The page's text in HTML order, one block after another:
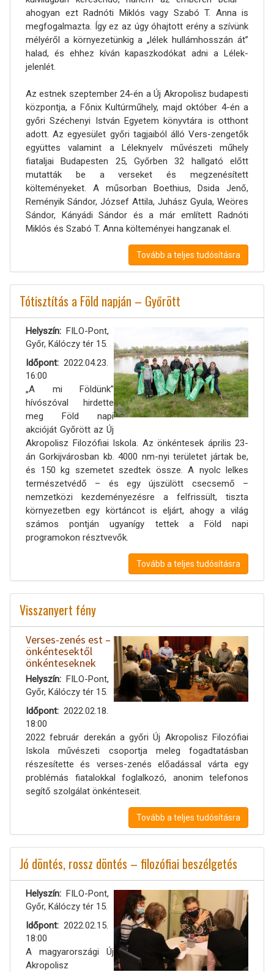
ahogyan ezt Radnóti Miklós vagy Szabó T. Anna is
megfogalmazta. Így ez az úgy óhajtott erény a szívünk
mélyéről a környezetünkig a „lélek hullámhosszán át”
halad, és ehhez kíván kapaszkodókat adni a Lélek-
jelenlét.
Az estnek szeptember 24-én a Új Akropolisz budapesti
központja, a Főnix Kultúrműhely, majd október 4-én a
győri Széchenyi István Egyetem könyvtára is otthont
adott. Az egyesület győri tagjaiból álló Vers-zengetők
együttes valamint a Léleknyelv művészeti műhely
fiataljai Budapesten 25, Győrben 32 hallgató előtt
mutatták be a verseket és megzenésített
költeményeket. A műsorban Boethius, Dsida Jenő,
Reményik Sándor, József Attila, Juhász Gyula, Weöres
Sándor, Kányádi Sándor és a már említett Radnóti
Miklós és Szabó T. Anna költeményei hangzanak el.
Tovább a teljes tudósításra
Tótisztítás a Föld napján – Győrött
Helyszín
FILO-Pont,
Győr, Kálóczy tér 15.
Időpont
2022.04.23.
16:00
„A mi Földünk”
hívószóval hirdette
meg Föld napi
akcióját Győrött az Új
Akropolisz Filozófiai Iskola. Az önkéntesek április 23-
án Gorkijvárosban kb. 4000 nm-nyi területet jártak be,
és 150 kg szemetet szedtek össze. A nyolc lelkes
természetvédő – és egy újszülött csecsemő –
nemzetközi kezdeményezésre a felfrissült, tiszta
környezetben egy körtáncot is eljárt, ahogy a világ
számos pontján ugyanígy tettek a Föld napi
programokon résztvevők.
Tovább a teljes tudósításra
Visszanyert fény
Verses-zenés est –
önkéntesektől
önkénteseknek
Helyszín
FILO-Pont,
Győr, Kálóczy tér 15.
Időpont
2022.02.18.
18:00
2022 február derekán a győri Új Akropolisz Filozófiai
Iskola művészeti csoportja meleg fogadtatásban
részesítette és verses-zenés előadással várta egy
problémás fiatalokkal foglalkozó, anonim telefonos
segítő szolgálat önkénteseit.
Tovább a teljes tudósításra
Jó döntés, rossz döntés – filozófiai beszélgetés
Helyszín
FILO-Pont,
Győr, Kálóczy tér 15.
Időpont
2022.02.15.
18:00
A magyarországi Új
Akropolisz